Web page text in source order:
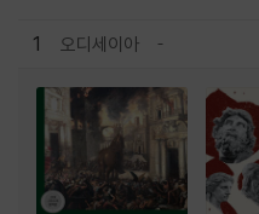
1 오디세이아